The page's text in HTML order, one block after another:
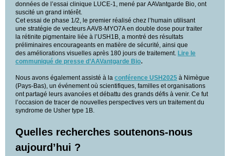
données de l’essai clinique LUCE-1, mené par AAVantgarde Bio, ont
suscité un grand intérêt.
Cet essai de phase 1/2, le premier réalisé chez l’humain utilisant
une stratégie de vecteurs AAV8-MYO7A en double dose pour traiter
la rétinite pigmentaire liée à l’USH1B, a montré des résultats
préliminaires encourageants en matière de sécurité, ainsi que
des améliorations visuelles après 180 jours de traitement. Lire le
communiqué de presse d’AAVantgarde Bio.
Nous avons également assisté à la conférence USH2025 à Nimègue
(Pays-Bas), un événement où scientifiques, familles et organisations
ont partagé leurs avancées et débattu des grands défis à venir. Ce fut
l’occasion de tracer de nouvelles perspectives vers un traitement du
syndrome de Usher type 1B.
Quelles recherches soutenons-nous
aujourd’hui ?